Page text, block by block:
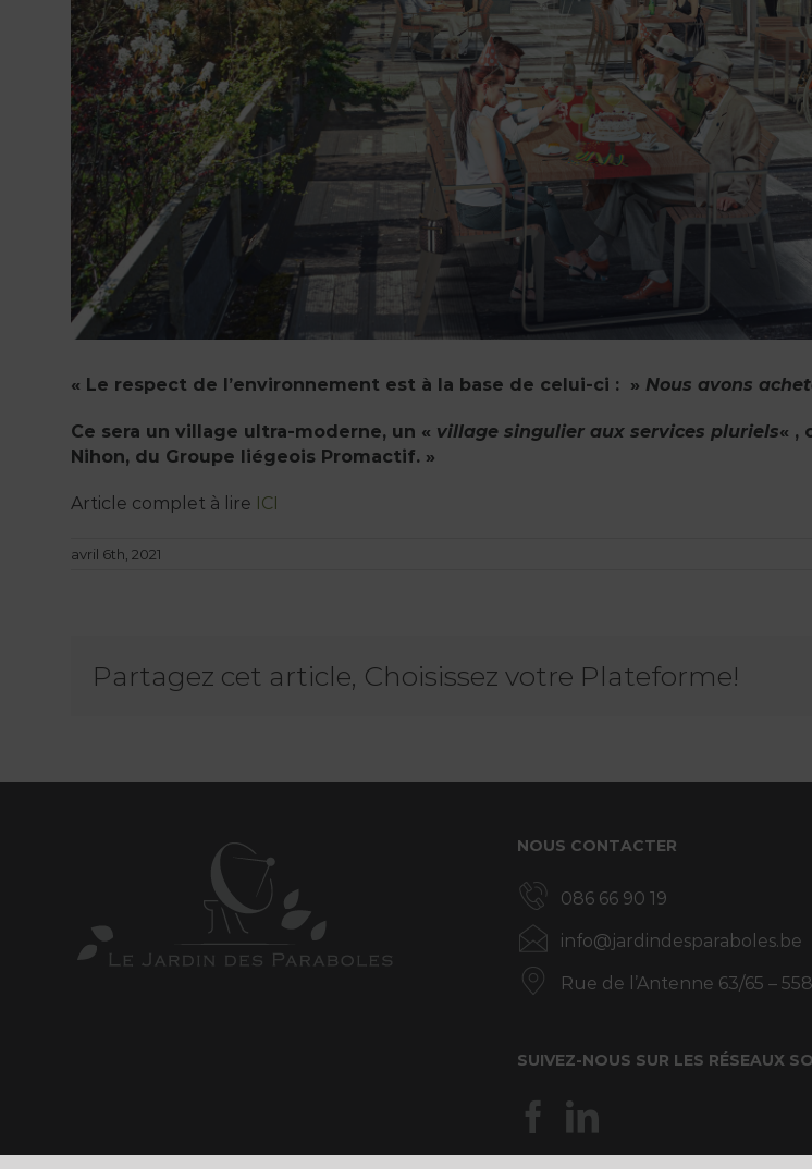
« Le respect de l’environnement est à la base de celui-ci : » Nous avons
Ce sera un village ultra-moderne, un « village singulier aux services pluriels« ,
Nihon, du Groupe liégeois Promactif. »
Article complet à lire ICI
avril 6th, 2021
Partagez cet article, Choisissez votre Plateforme!
NOUS CONTACTER
086 66 90 19
info@jardindesparaboles.be
Rue de l’Antenne 63/65 –
SUIVEZ-NOUS SUR LES RÉSEAUX